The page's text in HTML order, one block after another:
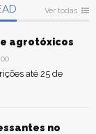
Ver todas
agrotóxicos
00
até 25 de
no